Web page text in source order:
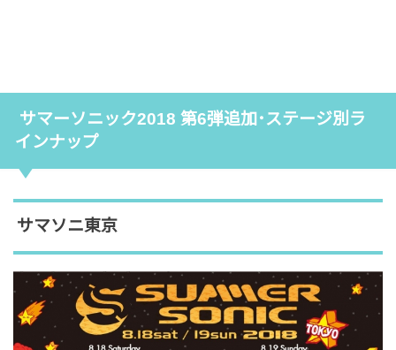
サマーソニック2018 第6弾追加･ステージ別ラ
インナップ
サマソニ東京